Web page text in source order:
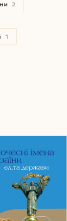
2
1